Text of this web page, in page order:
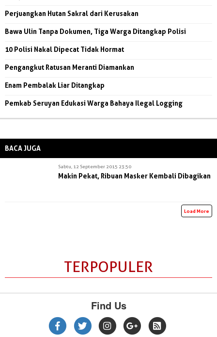
Perjuangkan Hutan Sakral dari Kerusakan
Bawa Ulin Tanpa Dokumen, Tiga Warga Ditangkap Polisi
10 Polisi Nakal Dipecat Tidak Hormat
Pengangkut Ratusan Meranti Diamankan
Enam Pembalak Liar Ditangkap
Pemkab Seruyan Edukasi Warga Bahaya Ilegal Logging
BACA JUGA
Sabtu, 12 September 2015 23:50
Makin Pekat, Ribuan Masker Kembali Dibagikan
Load More
TERPOPULER
Find Us